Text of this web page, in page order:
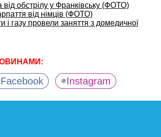
обстрілу у Франківську (ФОТО)
від німців (ФОТО)
і газу провели заняття з домедичної
Facebook Instagram